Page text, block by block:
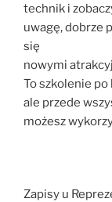
technik i
uwagę, dobrze
się
nowymi
To szkolenie
ale przede
możesz
Zapisy u